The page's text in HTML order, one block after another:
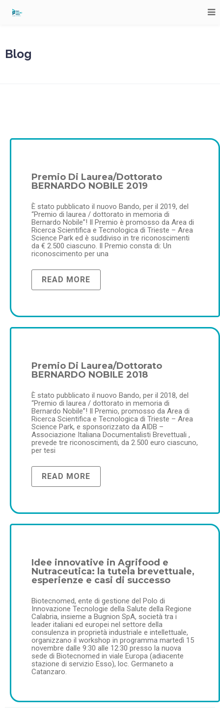
Blog
Premio Di Laurea/Dottorato
BERNARDO NOBILE 2019
È stato pubblicato il nuovo Bando, per il 2019, del
“Premio di laurea / dottorato in memoria di
Bernardo Nobile”! Il Premio è promosso da Area di
Ricerca Scientifica e Tecnologica di Trieste – Area
Science Park ed è suddiviso in tre riconoscimenti
da € 2.500 ciascuno. Il Premio consta di: Un
riconoscimento per una
READ MORE
Premio Di Laurea/Dottorato
BERNARDO NOBILE 2018
È stato pubblicato il nuovo Bando, per il 2018, del
“Premio di laurea / dottorato in memoria di
Bernardo Nobile”! Il Premio, promosso da Area di
Ricerca Scientifica e Tecnologica di Trieste – Area
Science Park, e sponsorizzato da AIDB –
Associazione Italiana Documentalisti Brevettuali ,
prevede tre riconoscimenti, da 2.500 euro ciascuno,
per tesi
READ MORE
Idee innovative in Agrifood e
Nutraceutica: la tutela brevettuale,
esperienze e casi di successo
Biotecnomed, ente di gestione del Polo di
Innovazione Tecnologie della Salute della Regione
Calabria, insieme a Bugnion SpA, società tra i
leader italiani ed europei nel settore della
consulenza in proprietà industriale e intellettuale,
organizzano il workshop in programma martedì 15
novembre dalle 9:30 alle 12:30 presso la nuova
sede di Biotecnomed in viale Europa (adiacente
stazione di servizio Esso), loc. Germaneto a
Catanzaro.